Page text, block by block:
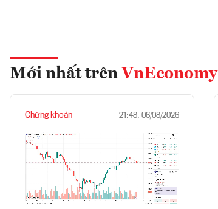
Mới nhất trên VnEconomy
Chứng khoán 21:48, 06/08/2026